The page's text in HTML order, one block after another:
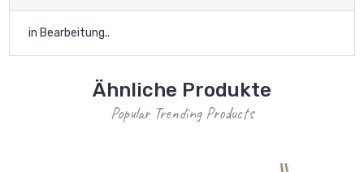
in Bearbeitung..
Ähnliche Produkte
Popular Trending Products